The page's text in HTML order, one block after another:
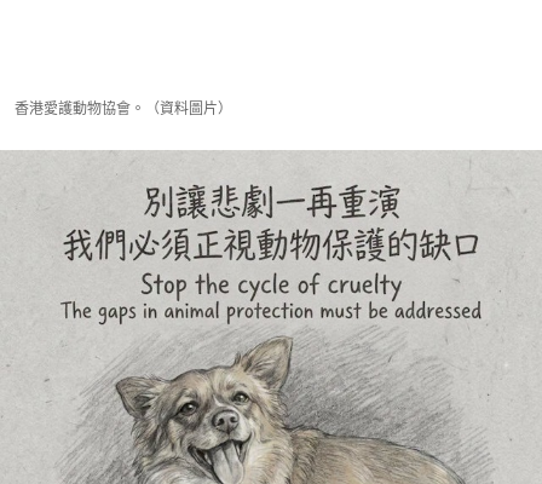
香港愛護動物協會。（資料圖片）